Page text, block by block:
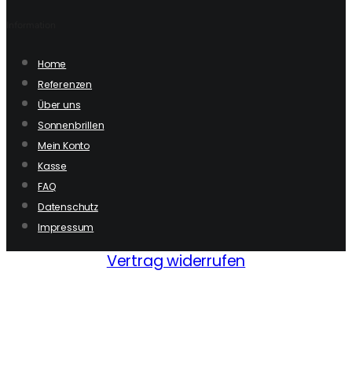
Home
Referenzen
Über uns
Sonnenbrillen
Mein Konto
Kasse
FAQ
Datenschutz
Impressum
Vertrag widerrufen